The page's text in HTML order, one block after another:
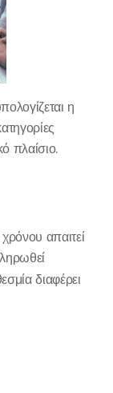
η
πλαίσιο.
απαιτεί
διαφέρει